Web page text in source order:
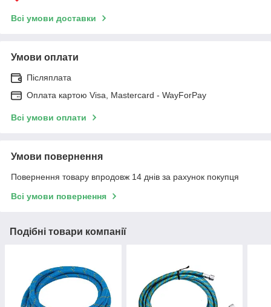
Всі умови доставки
Умови оплати
Післяплата
Оплата картою Visa, Mastercard - WayForPay
Всі умови оплати
Умови повернення
Повернення товару впродовж 14 днів за рахунок покупця
Всі умови повернення
Подібні товари компанії